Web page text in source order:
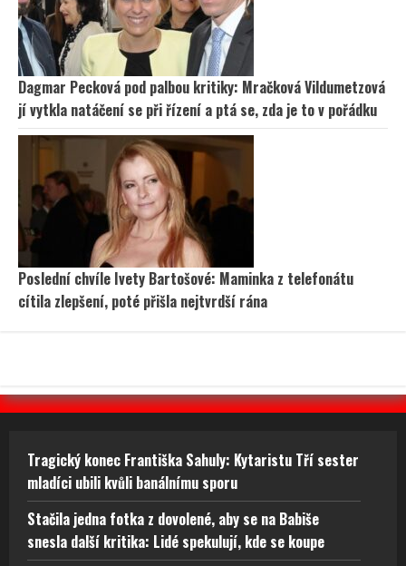
Dagmar Pecková pod palbou kritiky: Mračková Vildumetzová
jí vytkla natáčení se při řízení a ptá se, zda je to v pořádku
Poslední chvíle Ivety Bartošové: Maminka z telefonátu
cítila zlepšení, poté přišla nejtvrdší rána
Tragický konec Františka Sahuly: Kytaristu Tří sester
mladíci ubili kvůli banálnímu sporu
Stačila jedna fotka z dovolené, aby se na Babiše
snesla další kritika: Lidé spekulují, kde se koupe